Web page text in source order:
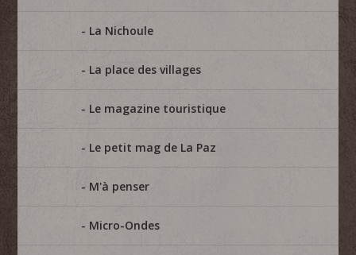
La Nichoule
La place des villages
Le magazine touristique
Le petit mag de La Paz
M'à penser
Micro-Ondes